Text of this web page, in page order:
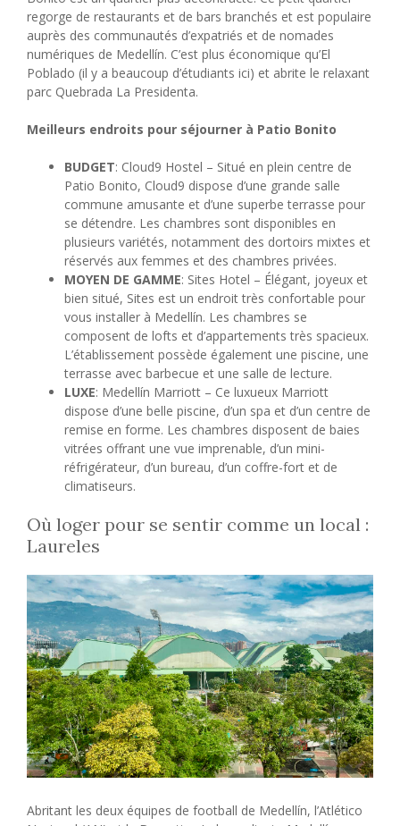
regorge de restaurants et de bars branchés et est populaire
auprès des communautés d’expatriés et de nomades
numériques de Medellín. C’est plus économique qu’El
Poblado (il y a beaucoup d’étudiants ici) et abrite le relaxant
parc Quebrada La Presidenta.
Meilleurs endroits pour séjourner à Patio Bonito
BUDGET: Cloud9 Hostel – Situé en plein centre de
Patio Bonito, Cloud9 dispose d’une grande salle
commune amusante et d’une superbe terrasse pour
se détendre. Les chambres sont disponibles en
plusieurs variétés, notamment des dortoirs mixtes et
réservés aux femmes et des chambres privées.
MOYEN DE GAMME: Sites Hotel – Élégant, joyeux et
bien situé, Sites est un endroit très confortable pour
vous installer à Medellín. Les chambres se
composent de lofts et d’appartements très spacieux.
L’établissement possède également une piscine, une
terrasse avec barbecue et une salle de lecture.
LUXE: Medellín Marriott – Ce luxueux Marriott
dispose d’une belle piscine, d’un spa et d’un centre de
remise en forme. Les chambres disposent de baies
vitrées offrant une vue imprenable, d’un mini-
réfrigérateur, d’un bureau, d’un coffre-fort et de
climatiseurs.
Où loger pour se sentir comme un local :
Laureles
Abritant les deux équipes de football de Medellín, l’Atlético